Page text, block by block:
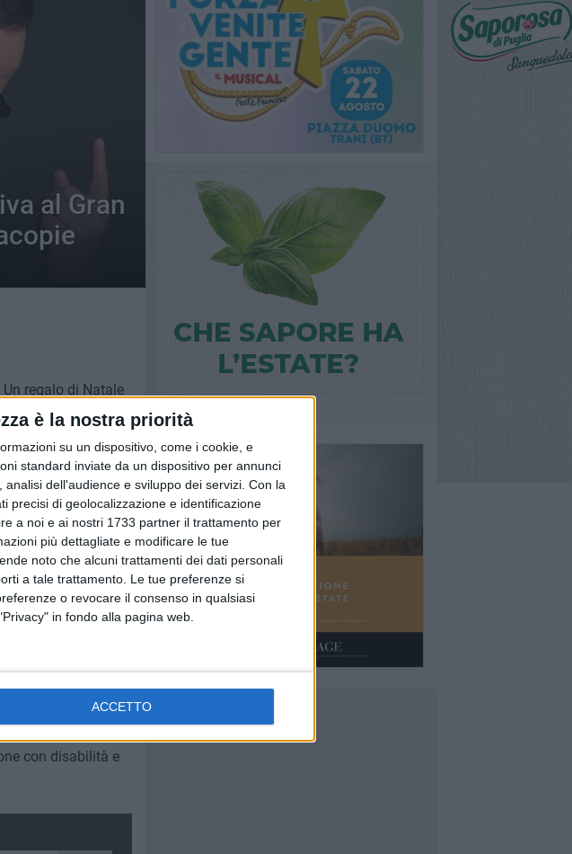
è la nostra priorità
su un dispositivo, come i cookie, e
standard inviate da un dispositivo per annunci
dell'audience e sviluppo dei servizi. Con la
precisi di geolocalizzazione e identificazione
a noi e ai nostri 1733 partner il trattamento per
più dettagliate e modificare le tue
noto che alcuni trattamenti dei dati personali
a tale trattamento. Le tue preferenze si
o revocare il consenso in qualsiasi
in fondo alla pagina web.
ACCETTO
al Gran
regalo di Natale
arriverà per una
per il nuovo
i fan per un
sulle piattaforme
dell'amore e della
selfie con la vita",
e Jovanotti. Un
napoletana, ora
anche con le
del CD Nuje,
fisici e online
un massimo di
con disabilità e